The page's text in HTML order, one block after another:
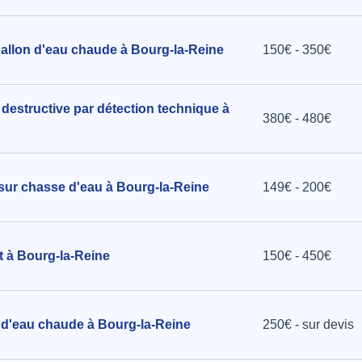
d'eau chaude à Bourg-la-Reine 150€ - 350€
par détection technique à
380€ - 480€
chasse d'eau à Bourg-la-Reine 149€ - 200€
à Bourg-la-Reine 150€ - 450€
chaude à Bourg-la-Reine 250€ - sur devis